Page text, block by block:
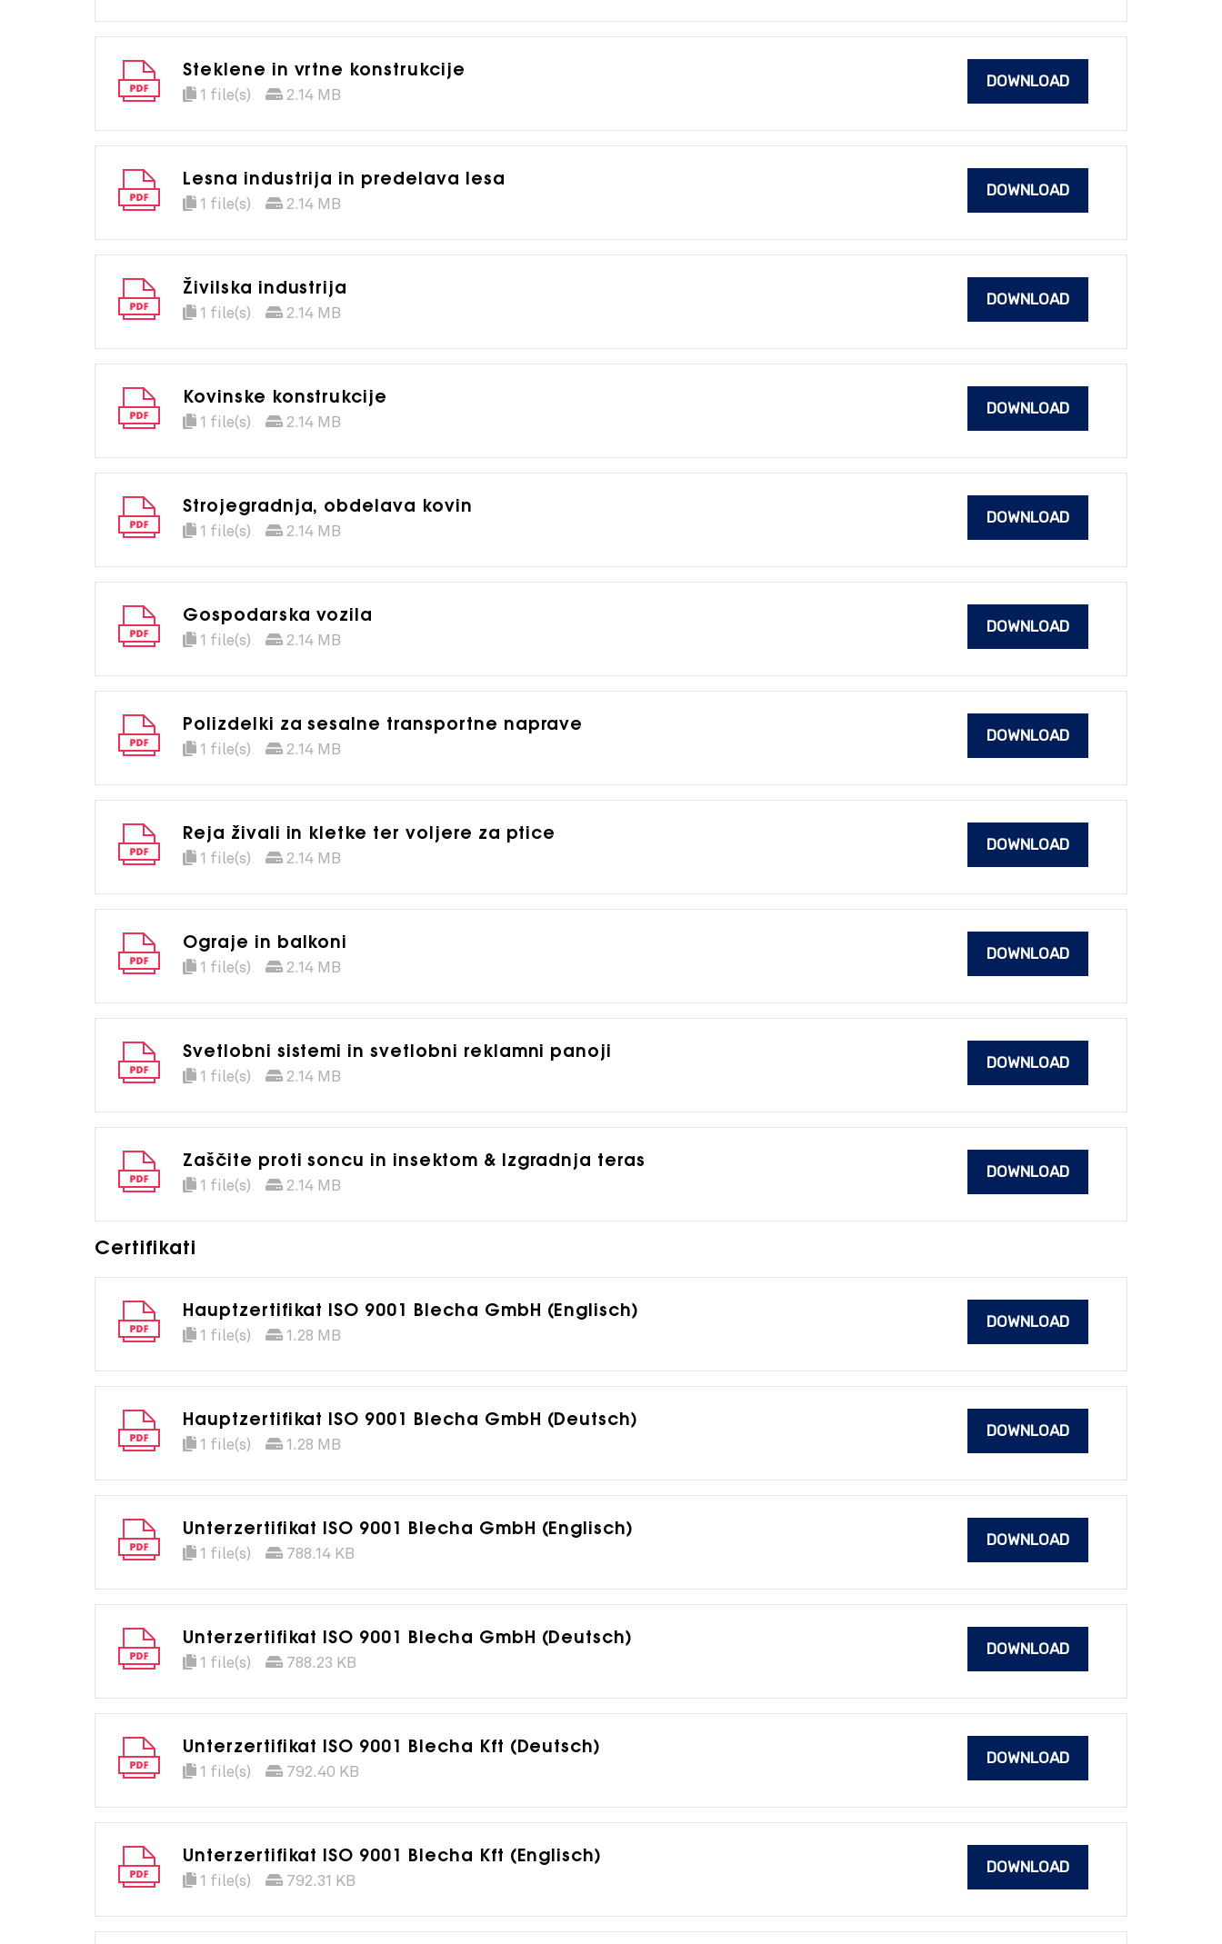
Steklene in vrtne konstrukcije
1 file(s) 2.14 MB
DOWNLOAD
Lesna industrija in predelava lesa
1 file(s) 2.14 MB
DOWNLOAD
Živilska industrija
1 file(s) 2.14 MB
DOWNLOAD
Kovinske konstrukcije
1 file(s) 2.14 MB
DOWNLOAD
Strojegradnja, obdelava kovin
1 file(s) 2.14 MB
DOWNLOAD
Gospodarska vozila
1 file(s) 2.14 MB
DOWNLOAD
Polizdelki za sesalne transportne naprave
1 file(s) 2.14 MB
DOWNLOAD
Reja živali in kletke ter voljere za ptice
1 file(s) 2.14 MB
DOWNLOAD
Ograje in balkoni
1 file(s) 2.14 MB
DOWNLOAD
Svetlobni sistemi in svetlobni reklamni panoji
1 file(s) 2.14 MB
DOWNLOAD
Zaščite proti soncu in insektom & Izgradnja teras
1 file(s) 2.14 MB
DOWNLOAD
Certifikati
Hauptzertifikat ISO 9001 Blecha GmbH (Englisch)
1 file(s) 1.28 MB
DOWNLOAD
Hauptzertifikat ISO 9001 Blecha GmbH (Deutsch)
1 file(s) 1.28 MB
DOWNLOAD
Unterzertifikat ISO 9001 Blecha GmbH (Englisch)
1 file(s) 788.14 KB
DOWNLOAD
Unterzertifikat ISO 9001 Blecha GmbH (Deutsch)
1 file(s) 788.23 KB
DOWNLOAD
Unterzertifikat ISO 9001 Blecha Kft (Deutsch)
1 file(s) 792.40 KB
DOWNLOAD
Unterzertifikat ISO 9001 Blecha Kft (Englisch)
1 file(s) 792.31 KB
DOWNLOAD